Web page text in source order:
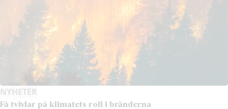
NYHETER
Få tvivlar på klimatets roll i bränderna